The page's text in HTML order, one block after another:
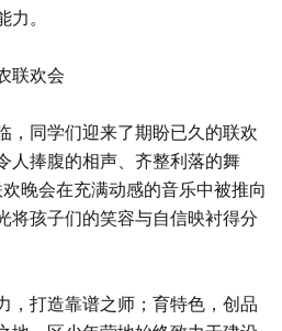
力。
联欢会
，同学们迎来了期盼已久的联欢
人捧腹的相声、齐整利落的舞
晚会在充满动感的音乐中被推向
将孩子们的笑容与自信映衬得分
，打造靠谱之师；育特色，创品